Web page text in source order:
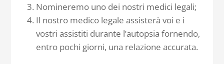
Nomineremo uno dei nostri medici legali;
Il nostro medico legale assisterà voi e i
vostri assistiti durante l’autopsia fornendo,
entro pochi giorni, una relazione accurata.